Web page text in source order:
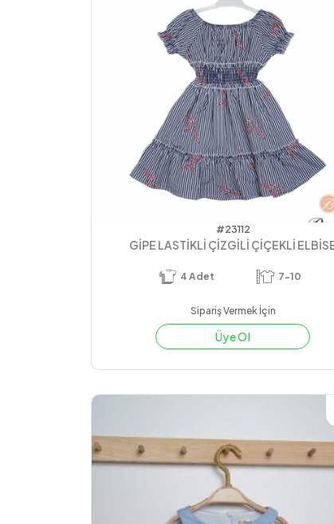
#23112
GİPE LASTİKLİ ÇİZGİLİ ÇİÇEKLİ
4 Adet 7-10
Sipariş Vermek İçin
Üye Ol